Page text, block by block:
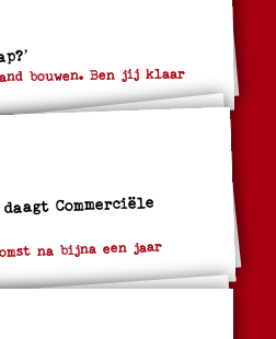
bouwen. Ben jij klaar
Commerciële
na bijna een jaar